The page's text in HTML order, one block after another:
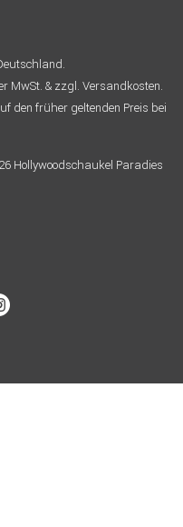
MwSt. & zzgl. Versandkosten.
den früher geltenden Preis bei
Hollywoodschaukel Paradies